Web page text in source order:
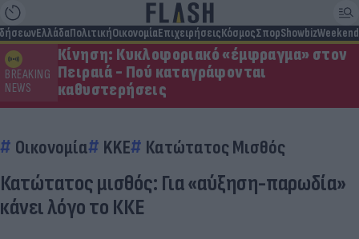
ΕλλάδαΠολιτικήΟικονομίαΕπιχειρήσειςΚόσμοςΣπορShowbizWeekend
BREAKING
NEWS
Κίνηση: Κυκλοφοριακό «έμφραγμα» στον
Πειραιά - Πού καταγράφονται
καθυστερήσεις
Οικονομία KKE Κατώτατος Μισθός
Κατώτατος μισθός: Για «αύξηση-παρωδία»
κάνει λόγο το ΚΚΕ